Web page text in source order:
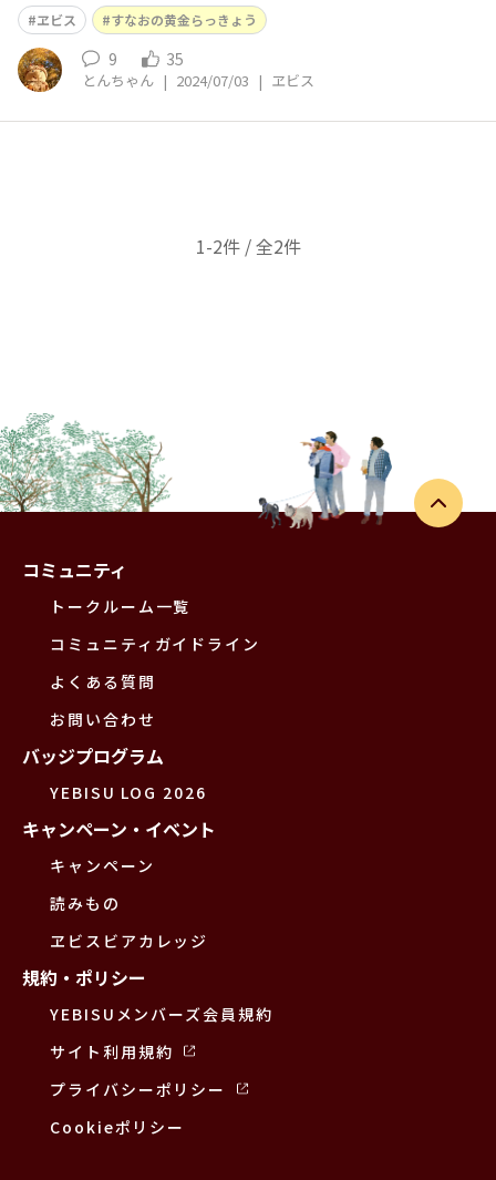
ヱビス
すなおの黄金らっきょう
9 35
とんちゃん | 2024/07/03 | ヱビス
1-2件 / 全2件
コミュニティ
トークルーム一覧
コミュニティガイドライン
よくある質問
お問い合わせ
バッジプログラム
YEBISU LOG 2026
キャンペーン・イベント
キャンペーン
読みもの
ヱビスビアカレッジ
規約・ポリシー
YEBISUメンバーズ会員規約
サイト利用規約
プライバシーポリシー
Cookieポリシー